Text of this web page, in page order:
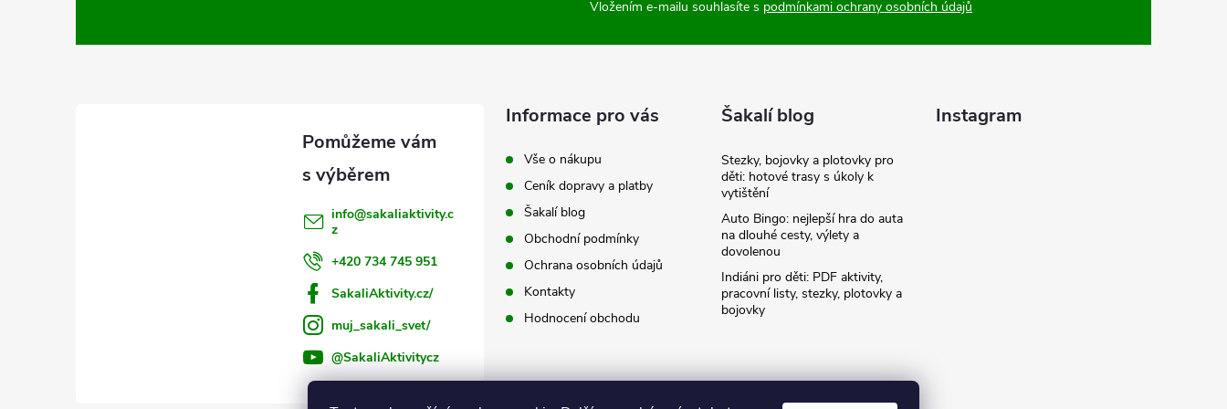
Vložením e-mailu souhlasíte s podmínkami ochrany osobních údajů
info@sakaliaktivity.c
z
+420 734 745 951
SakaliAktivity.cz/
muj_sakali_svet/
@SakaliAktivitycz
Informace pro vás
Vše o nákupu
Ceník dopravy a platby
Šakalí blog
Obchodní podmínky
Ochrana osobních údajů
Kontakty
Hodnocení obchodu
Šakalí blog
Stezky, bojovky a plotovky pro
děti: hotové trasy s úkoly k
vytištění
Auto Bingo: nejlepší hra do auta
na dlouhé cesty, výlety a
dovolenou
Indiáni pro děti: PDF aktivity,
pracovní listy, stezky, plotovky a
bojovky
Instagram